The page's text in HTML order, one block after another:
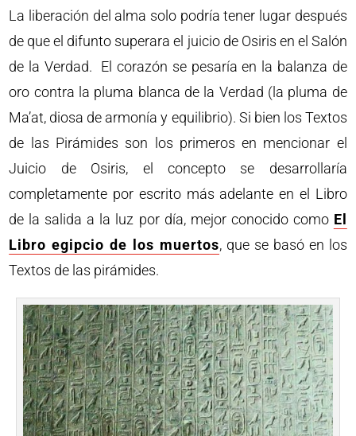
La liberación del alma solo podría tener lugar después
de que el difunto superara el juicio de Osiris en el Salón
de la Verdad. El corazón se pesaría en la balanza de
oro contra la pluma blanca de la Verdad (la pluma de
Ma’at, diosa de armonía y equilibrio). Si bien los Textos
de las Pirámides son los primeros en mencionar el
Juicio de Osiris, el concepto se desarrollaría
completamente por escrito más adelante en el Libro
de la salida a la luz por día, mejor conocido como El
Libro egipcio de los muertos, que se basó en los
Textos de las pirámides.